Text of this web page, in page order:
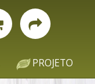
PROJETO